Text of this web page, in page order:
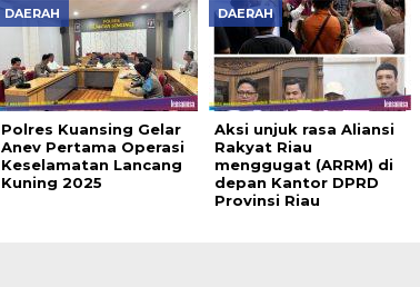
DAERAH
Polres Kuansing Gelar
Anev Pertama Operasi
Keselamatan Lancang
Kuning 2025
DAERAH
Aksi unjuk rasa Aliansi
Rakyat Riau
menggugat (ARRM) di
depan Kantor DPRD
Provinsi Riau